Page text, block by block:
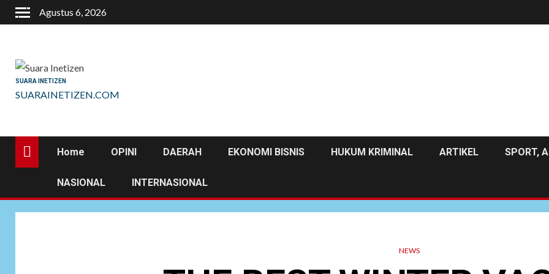
Skip
to
Agustus 6, 2026
SUARA INETIZEN
SUARAINETIZEN.COM
Home OPINI DAERAH EKONOMI BISNIS HUKUM KRIMINAL ARTIKEL SPORT,
NASIONAL INTERNASIONAL
NEWS